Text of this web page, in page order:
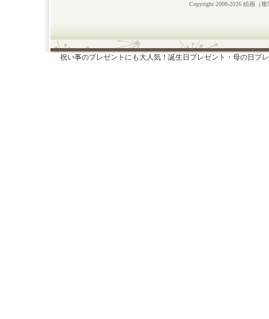
Copyright 2008-2026 絵画（
祝い事のプレゼントにも大人気！誕生日プレゼント・母の日プ